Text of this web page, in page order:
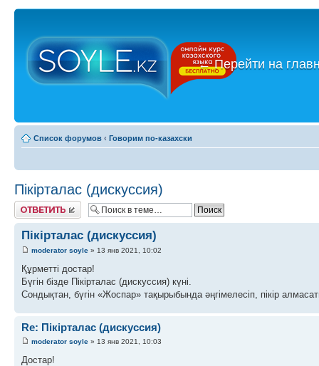
←Перейти на
Список форумов ‹ Говорим по-казахски
Пікірталас (дискуссия)
Ответить
Пікірталас (дискуссия)
moderator soyle » 13 янв 2021, 10:02
Құрметті достар!
Бүгін бізде Пікірталас (дискуссия) күні.
Сондықтан, бүгін «Жоспар» тақырыбында әңгімелесіп, пікір
Re: Пікірталас (дискуссия)
moderator soyle » 13 янв 2021, 10:03
Достар!